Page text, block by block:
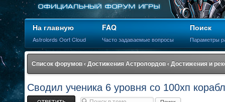
На главную
Astrolords Oort Cloud
FAQ
Часто задаваемые вопросы
Поиск
Параметры
Список форумов ‹ Достижения Астролордов ‹ Достижения и
Сводил ученика 6 уровня со 100хп
Ответить